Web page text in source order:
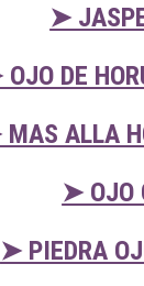
➤
DE
ALLA
➤ OJO
➤ PIEDRA